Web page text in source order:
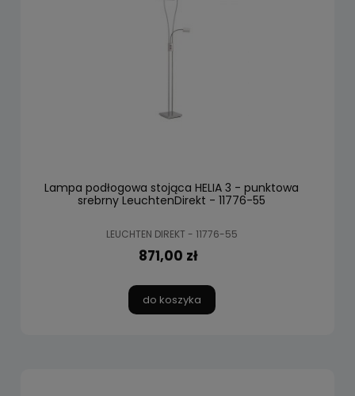
Lampa podłogowa stojąca HELIA 3 - punktowa
srebrny LeuchtenDirekt - 11776-55
LEUCHTEN DIREKT - 11776-55
871,00 zł
do koszyka